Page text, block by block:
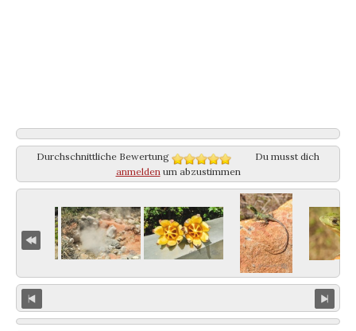
Durchschnittliche Bewertung
Du musst dich
anmelden um abzustimmen